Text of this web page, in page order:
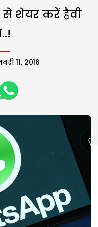
से शेयर करें हैवी
11, 2016